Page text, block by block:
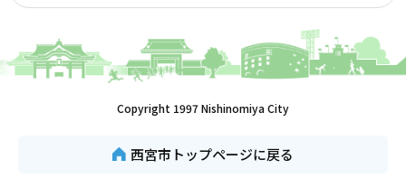
Copyright 1997 Nishinomiya City
西宮市トップページに戻る